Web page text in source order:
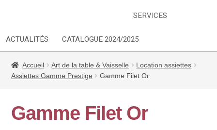
SERVICES
ACTUALITÉS CATALOGUE 2024/2025
Accueil Art de la table & Vaisselle
Location assiettes
Assiettes Gamme Prestige
Gamme Filet Or
Gamme Filet Or